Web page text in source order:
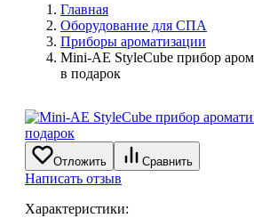
Главная
Оборудование для СПА
Приборы ароматизации
Mini-AE StyleCube прибор
в подарок
Отложить Сравнить
Написать отзыв
Характеристики: